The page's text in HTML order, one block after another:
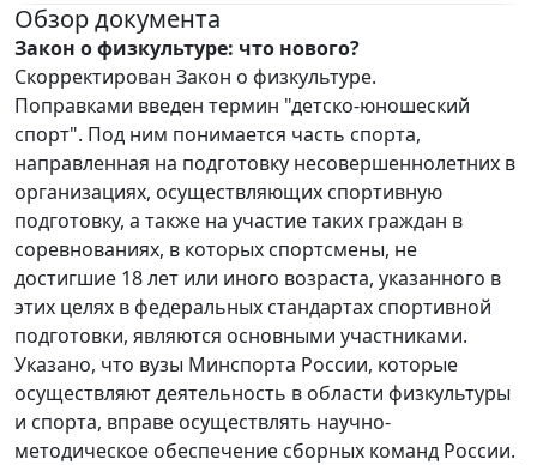
Обзор документа
Закон о физкультуре: что нового?
Скорректирован Закон о физкультуре.
Поправками введен термин "детско-юношеский
спорт". Под ним понимается часть спорта,
направленная на подготовку несовершеннолетних в
организациях, осуществляющих спортивную
подготовку, а также на участие таких граждан в
соревнованиях, в которых спортсмены, не
достигшие 18 лет или иного возраста, указанного в
этих целях в федеральных стандартах спортивной
подготовки, являются основными участниками.
Указано, что вузы Минспорта России, которые
осуществляют деятельность в области физкультуры
и спорта, вправе осуществлять научно-
методическое обеспечение сборных команд России.